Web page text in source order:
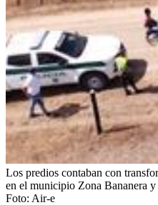
Los predios contaban con
en el municipio Zona Bananera
Foto: Air-e